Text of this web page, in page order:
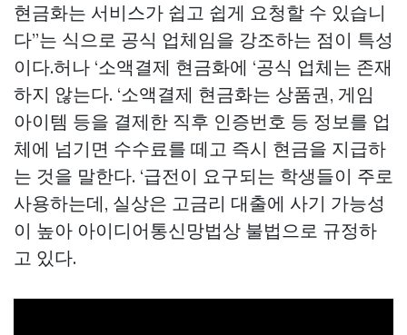
현금화는 서비스가 쉽고 쉽게 요청할 수 있습니
다”는 식으로 공식 업체임을 강조하는 점이 특성
이다.허나 ‘소액결제 현금화에 ‘공식 업체는 존재
하지 않는다. ‘소액결제 현금화는 상품권, 게임
아이템 등을 결제한 직후 인증번호 등 정보를 업
체에 넘기면 수수료를 떼고 즉시 현금을 지급하
는 것을 말한다. ‘급전이 요구되는 학생들이 주로
사용하는데, 실상은 고금리 대출에 사기 가능성
이 높아 아이디어통신망법상 불법으로 규정하
고 있다.